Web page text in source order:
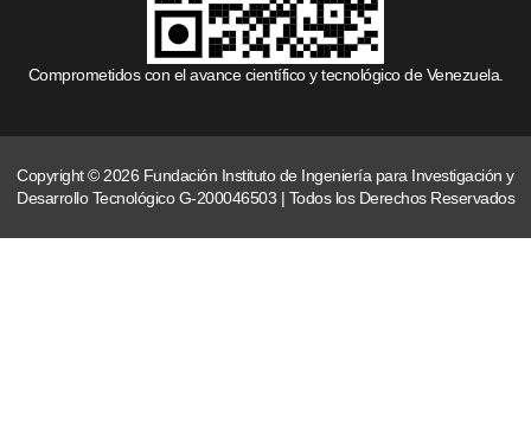
Comprometidos con el avance científico y tecnológico de Venezuela.
Copyright © 2026 Fundación Instituto de Ingeniería para Investigación y
Desarrollo Tecnológico G-200046503 | Todos los Derechos Reservados